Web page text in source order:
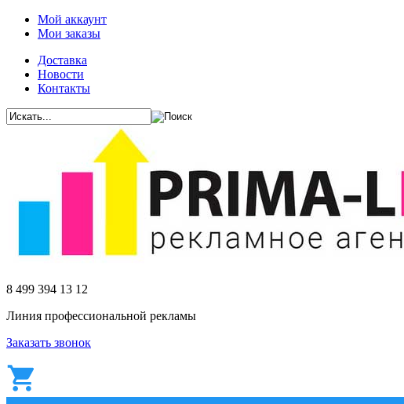
Мой аккаунт
Мои заказы
Доставка
Новости
Контакты
8 499 394 13 12
Линия профессиональной рекламы
Заказать звонок